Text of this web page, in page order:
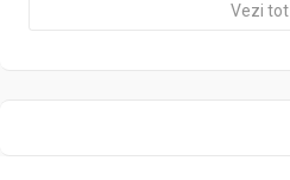
Vezi tot